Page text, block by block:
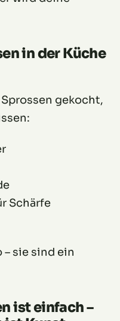
in der Küche
gekocht,
Schärfe
– sie sind ein
ist einfach –